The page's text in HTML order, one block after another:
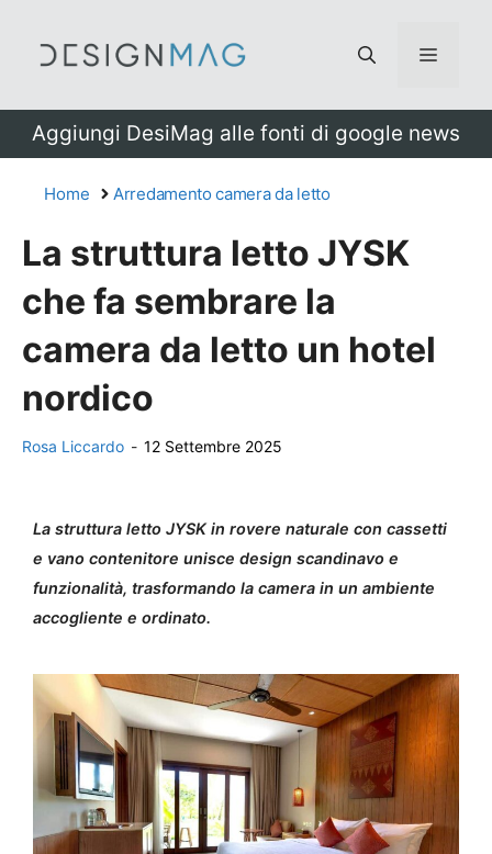
Menu
Aggiungi DesiMag alle fonti di google news
Home Arredamento camera da letto
La struttura letto JYSK
che fa sembrare la
camera da letto un hotel
nordico
Rosa Liccardo - 12 Settembre 2025
La struttura letto JYSK in rovere naturale con cassetti
e vano contenitore unisce design scandinavo e
funzionalità, trasformando la camera in un ambiente
accogliente e ordinato.